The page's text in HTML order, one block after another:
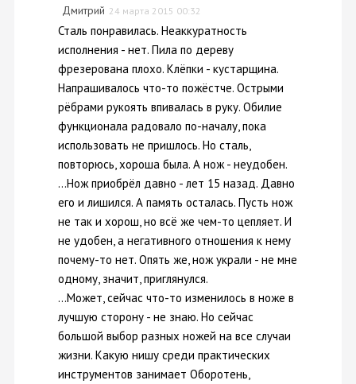
Дмитрий 24 марта 2015 00:32
Сталь понравилась. Неаккуратность
исполнения - нет. Пила по дереву
фрезерована плохо. Клёпки - кустарщина.
Напрашивалось что-то пожёстче. Острыми
рёбрами рукоять впивалась в руку. Обилие
функционала радовало по-началу, пока
использовать не пришлось. Но сталь,
повторюсь, хороша была. А нож - неудобен.
...Нож приобрёл давно - лет 15 назад. Давно
его и лишился. А память осталась. Пусть нож
не так и хорош, но всё же чем-то цепляет. И
не удобен, а негативного отношения к нему
почему-то нет. Опять же, нож украли - не мне
одному, значит, приглянулся.
...Может, сейчас что-то изменилось в ноже в
лучшую сторону - не знаю. Но сейчас
большой выбор разных ножей на все случаи
жизни. Какую нишу среди практических
инструментов занимает Оборотень,